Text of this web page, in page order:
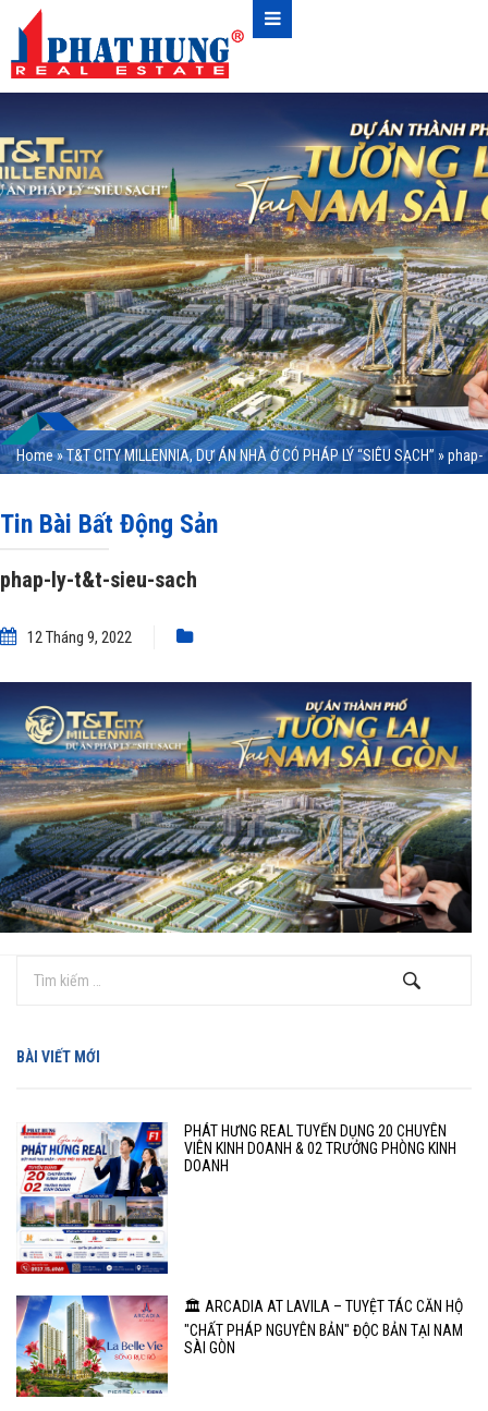
Home»T&T CITY MILLENNIA, DỰ ÁN NHÀ Ở CÓ PHÁP LÝ “SIÊU SẠCH” »phap-
Tin Bài Bất Động Sản
phap-ly-t&t-sieu-sach
12 Tháng 9, 2022
BÀI VIẾT MỚI
PHÁT HƯNG REAL TUYỂN DỤNG 20 CHUYÊN
VIÊN KINH DOANH & 02 TRƯỞNG PHÒNG KINH
DOANH
🏛️ ARCADIA AT LAVILA – TUYỆT TÁC CĂN HỘ
"CHẤT PHÁP NGUYÊN BẢN" ĐỘC BẢN TẠI NAM
SÀI GÒN